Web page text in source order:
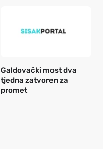
Galdovački most dva
tjedna zatvoren za
promet